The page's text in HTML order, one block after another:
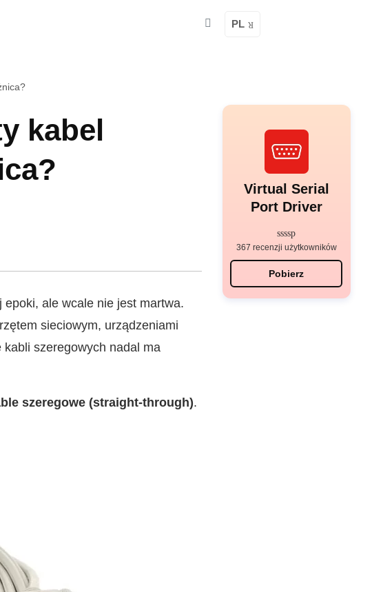
PL
kabel
ale wcale nie jest martwa.
sieciowym, urządzeniami
kabli szeregowych nadal ma
szeregowe (straight-through).
Virtual Serial
Port Driver
367 recenzji użytkowników
Pobierz